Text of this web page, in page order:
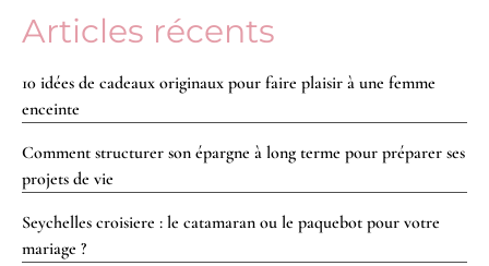
Articles récents
10 idées de cadeaux originaux pour faire plaisir à une femme
enceinte
Comment structurer son épargne à long terme pour préparer ses
projets de vie
Seychelles croisiere : le catamaran ou le paquebot pour votre
mariage ?